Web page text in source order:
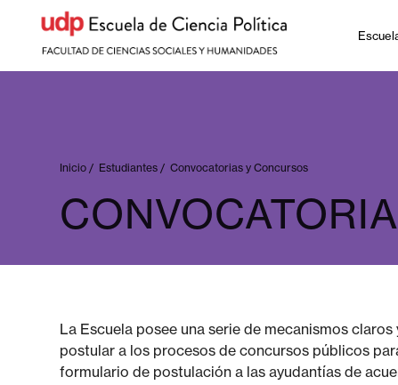
Inicio / Estudiantes / Convocatorias y Concursos
La Escuela posee una serie de mecanismos
postular a los procesos de concursos públicos
formulario de postulación a las ayudantías de